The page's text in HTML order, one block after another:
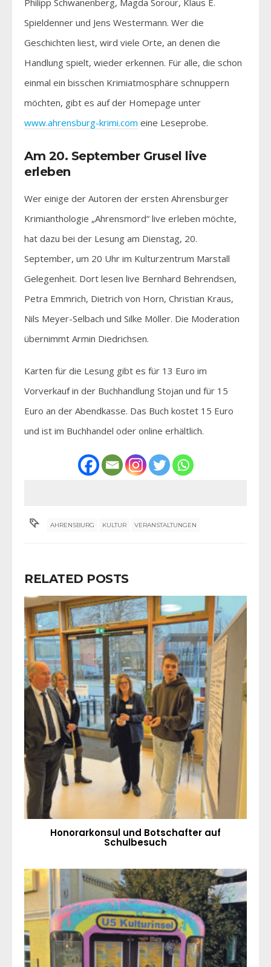
Philipp Schwanenberg, Magda Sorour, Klaus E.
Spieldenner und Jens Westermann. Wer die
Geschichten liest, wird viele Orte, an denen die
Handlung spielt, wieder erkennen. Für alle, die schon
einmal ein bisschen Krimiatmosphäre schnuppern
möchten, gibt es auf der Homepage unter
www.ahrensburg-krimi.com eine Leseprobe.
Am 20. September Grusel live
erleben
Wer einige der Autoren der ersten Ahrensburger
Krimianthologie „Ahrensmord“ live erleben möchte,
hat dazu bei der Lesung am Dienstag, 20.
September, um 20 Uhr im Kulturzentrum Marstall
Gelegenheit. Dort lesen live Bernhard Behrendsen,
Petra Emmrich, Dietrich von Horn, Christian Kraus,
Nils Meyer-Selbach und Silke Möller. Die Moderation
übernimmt Armin Diedrichsen.
Karten für die Lesung gibt es für 13 Euro im
Vorverkauf in der Buchhandlung Stojan und für 15
Euro an der Abendkasse. Das Buch kostet 15 Euro
und ist im Buchhandel oder online erhältlich.
AHRENSBURG KULTUR VERANSTALTUNGEN
RELATED POSTS
Honorarkonsul und Botschafter auf
Schulbesuch